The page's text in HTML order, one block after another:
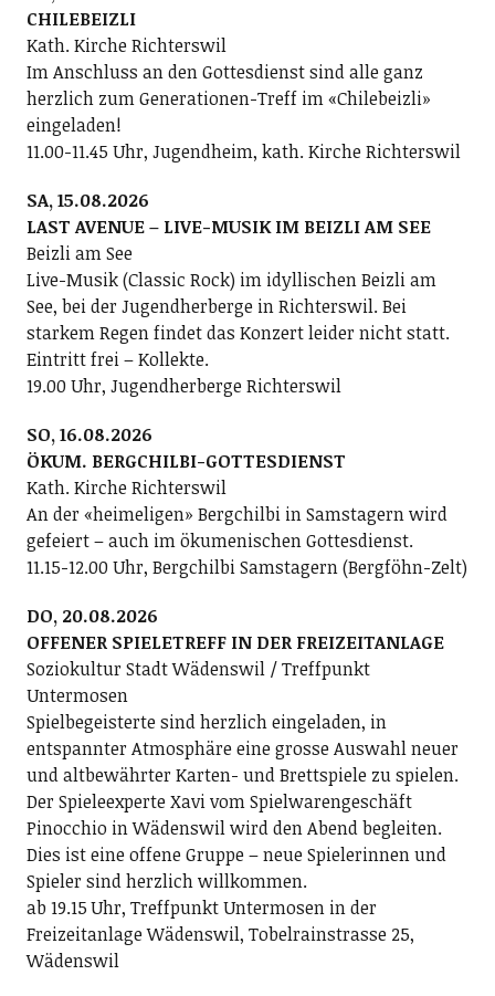
CHILEBEIZLI
Kath. Kirche Richterswil
Im Anschluss an den Gottesdienst sind alle ganz
herzlich zum Generationen-Treff im «Chilebeizli»
eingeladen!
11.00-11.45 Uhr, Jugendheim, kath. Kirche Richterswil
SA, 15.08.2026
LAST AVENUE – LIVE-MUSIK IM BEIZLI AM SEE
Beizli am See
Live-Musik (Classic Rock) im idyllischen Beizli am
See, bei der Jugendherberge in Richterswil. Bei
starkem Regen findet das Konzert leider nicht statt.
Eintritt frei – Kollekte.
19.00 Uhr, Jugendherberge Richterswil
SO, 16.08.2026
ÖKUM. BERGCHILBI-GOTTESDIENST
Kath. Kirche Richterswil
An der «heimeligen» Bergchilbi in Samstagern wird
gefeiert – auch im ökumenischen Gottesdienst.
11.15-12.00 Uhr, Bergchilbi Samstagern (Bergföhn-Zelt)
DO, 20.08.2026
OFFENER SPIELETREFF IN DER FREIZEITANLAGE
Soziokultur Stadt Wädenswil / Treffpunkt
Untermosen
Spielbegeisterte sind herzlich eingeladen, in
entspannter Atmosphäre eine grosse Auswahl neuer
und altbewährter Karten- und Brettspiele zu spielen.
Der Spieleexperte Xavi vom Spielwarengeschäft
Pinocchio in Wädenswil wird den Abend begleiten.
Dies ist eine offene Gruppe – neue Spielerinnen und
Spieler sind herzlich willkommen.
ab 19.15 Uhr, Treffpunkt Untermosen in der
Freizeitanlage Wädenswil, Tobelrainstrasse 25,
Wädenswil